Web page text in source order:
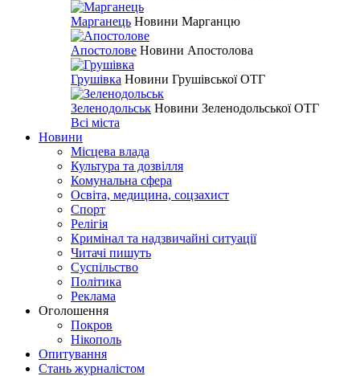
Марганець Новини Марганцю
Апостолове Новини Апостолова
Грушівка Новини Грушівської ОТГ
Зеленодольськ Новини Зеленодольської ОТГ
Всі міста
Новини
Місцева влада
Культура та дозвілля
Комунальна сфера
Освіта, медицина, соцзахист
Спорт
Релігія
Кримінал та надзвичайні ситуації
Читачі пишуть
Суспільство
Політика
Реклама
Оголошення
Покров
Нікополь
Опитування
Стань журналістом